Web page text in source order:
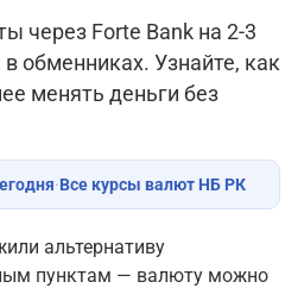
через Forte Bank на 2-3
обменниках. Узнайте, как
менять деньги без
·Все курсы валют НБ РК
альтернативу
пунктам — валюту можно